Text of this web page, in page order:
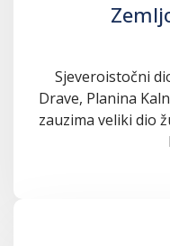
Sjeveroistočni
Drave, Planina
zauzima veliki dio